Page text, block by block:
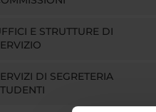
E STRUTTURE DI
DI SEGRETERIA